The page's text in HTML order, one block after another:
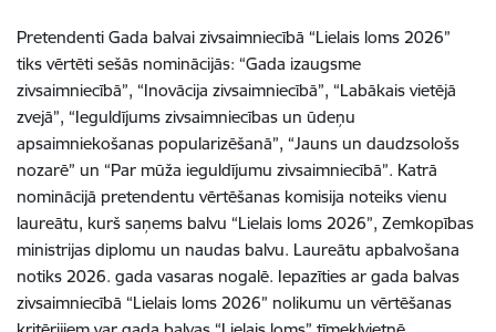
Pretendenti Gada balvai zivsaimniecībā “Lielais loms 2026”
tiks vērtēti sešās nominācijās: “Gada izaugsme
zivsaimniecībā”, “Inovācija zivsaimniecībā”, “Labākais vietējā
zvejā”, “Ieguldījums zivsaimniecības un ūdeņu
apsaimniekošanas popularizēšanā”, “Jauns un daudzsološs
nozarē” un “Par mūža ieguldījumu zivsaimniecībā”. Katrā
nominācijā pretendentu vērtēšanas komisija noteiks vienu
laureātu, kurš saņems balvu “Lielais loms 2026”, Zemkopības
ministrijas diplomu un naudas balvu. Laureātu apbalvošana
notiks 2026. gada vasaras nogalē. Iepazīties ar gada balvas
zivsaimniecībā “Lielais loms 2026” nolikumu un vērtēšanas